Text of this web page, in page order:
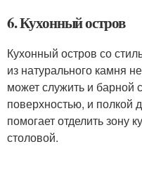
6. Кухонный остров
Кухонный остров со
из натурального камня
может служить и барной
поверхностью, и полкой
помогает отделить зону
столовой.